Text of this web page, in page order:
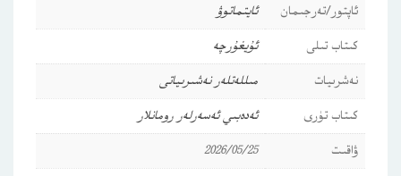
ئاپتور/تەرجىمان
ئايتماتوۋ
كىتاب تىلى
ئۇيغۇرچە
نەشرىيات
مىللەتلەر نەشىرىياتى
كىتاب تۈرى
ئەدەبىي ئەسەرلەر رومانلار
ۋاقىت
2026/05/25